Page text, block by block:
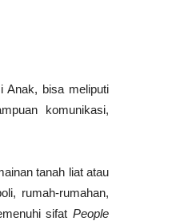
Anak, bisa meliputi
komunikasi,
tanah liat atau
rumah-rumahan,
sifat People